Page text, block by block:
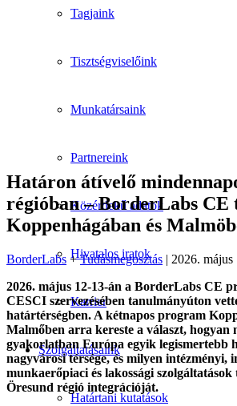
Tagjaink
Tisztségviselőink
Munkatársaink
Partnereink
Közérdekű adatok
Hivatalos iratok
Karrier
Szolgáltatásaink
Határtani kutatások
Határon átívelő
régióban – BorderLabs CE
Koppenhágában és
BorderLabs +Tudásmegosztás | 2026. május
2026. május 12-13-án a BorderLabs CE
CESCI szervezésében tanulmányúton
határtérségben. A kétnapos program
Malmőben arra kereste a választ, hogyan
gyakorlatban Európa egyik legismertebb
nagyvárosi térsége, és milyen
munkaerőpiaci és lakossági
Öresund régió integrációját.